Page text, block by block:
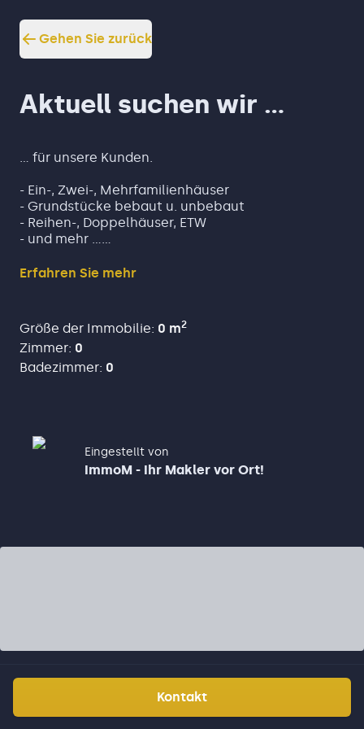
Gehen Sie zurück
Aktuell suchen wir ...
... für unsere Kunden.
- Ein-, Zwei-, Mehrfamilienhäuser
- Grundstücke bebaut u. unbebaut
- Reihen-, Doppelhäuser, ETW
- und mehr ...
Werden Sie jetzt Tippgeber!
Einfach den Immo-Tipp mailen an:
Erfahren Sie mehr
Größe der Immobilie: 0 m2
Zimmer: 0
Badezimmer: 0
Eingestellt von
ImmoM - Ihr Makler vor Ort!
Kontakt